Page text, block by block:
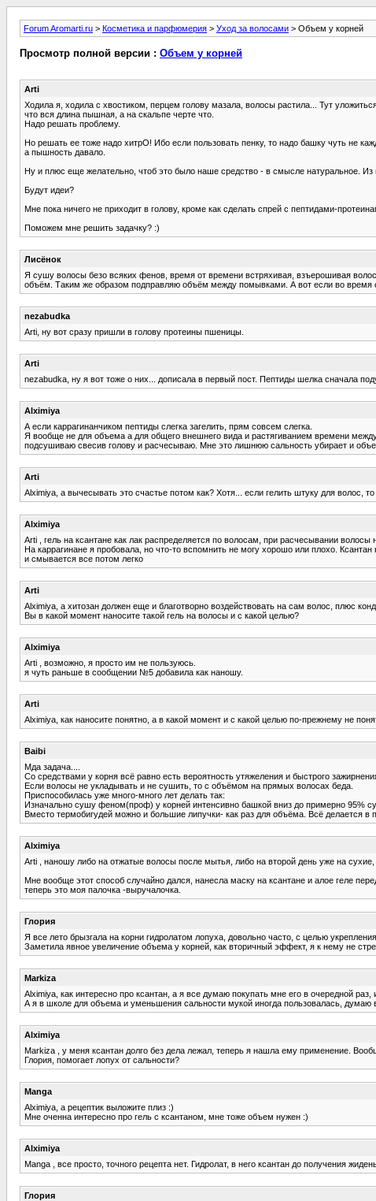
Forum Aromarti.ru > Косметика и парфюмерия > Уход за волосами > Объем у корней
Просмотр полной версии : Объем у корней
Arti
Ходила я, ходила с хвостиком, перцем голову мазала, волосы растила... Тут
что вся длина пышная, а на скальпе черте что.
Надо решать проблему.
Но решать ее тоже надо хитрО! Ибо если пользовать пенку, то надо башку чуть не
а пышность давало.
Ну и плюс еще желательно, чтоб это было наше средство - в смысле натуральное. Из
Будут идеи?
Мне пока ничего не приходит в голову, кроме как сделать спрей с пептидами-
Поможем мне решить задачку? :)
Лисёнок
Я сушу волосы безо всяких фенов, время от времени встряхивая, взъерошивая
объём. Таким же образом подправляю объём между помывками. А вот если во время
nezabudka
Arti, ну вот сразу пришли в голову протеины пшеницы.
Arti
nezabudka, ну я вот тоже о них... дописала в первый пост. Пептиды шелка сначала
Alximiya
А если каррагинанчиком пептиды слегка загелить, прям совсем слегка.
Я вообще не для объема а для общего внешнего вида и растягиванием времени
подсушиваю свесив голову и расчесываю. Мне это лишнюю сальность убирает и
Arti
Alximiya, а вычесывать это счастье потом как? Хотя... если гелить штуку для волос,
Alximiya
Arti , гель на ксантане как лак распределяется по волосам, при расчесывании
На каррагинане я пробовала, но что-то вспомнить не могу хорошо или плохо. Ксантан
и смывается все потом легко
Arti
Alximiya, а хитозан должен еще и благотворно воздействовать на сам волос, плюс
Вы в какой момент наносите такой гель на волосы и с какой целью?
Alximiya
Arti , возможно, я просто им не пользуюсь.
я чуть раньше в сообщении №5 добавила как наношу.
Arti
Alximiya, как наносите понятно, а в какой момент и с какой целью по-прежнему не
Baibi
Мда задача....
Со средствами у корня всё равно есть вероятность утяжеления и быстрого
Если волосы не укладывать и не сушить, то с объёмом на прямых волосах беда.
Приспособилась уже много-много лет делать так:
Изначально сушу феном(проф) у корней интенсивно башкой вниз до примерно 95%
Вместо термобигудей можно и большие липучки- как раз для объёма. Всё
Alximiya
Arti , наношу либо на отжатые волосы после мытья, либо на второй день уже на
Мне вообще этот способ случайно дался, нанесла маску на ксантане и алое геле
теперь это моя палочка -выручалочка.
Глория
Я все лето брызгала на корни гидролатом лопуха, довольно часто, с целью
Заметила явное увеличение объема у корней, как вторичный эффект, я к нему не
Markiza
Alximiya, как интересно про ксантан, а я все думаю покупать мне его в очередной
А я в школе для объема и уменьшения сальности мукой иногда пользовалась, думаю
Alximiya
Markiza , у меня ксантан долго без дела лежал, теперь я нашла ему применение.
Глория, помогает лопух от сальности?
Manga
Alximiya, а рецептик выложите плиз :)
Мне оченна интересно про гель с ксантаном, мне тоже объем нужен :)
Alximiya
Manga , все просто, точного рецепта нет. Гидролат, в него ксантан до получения
Глория